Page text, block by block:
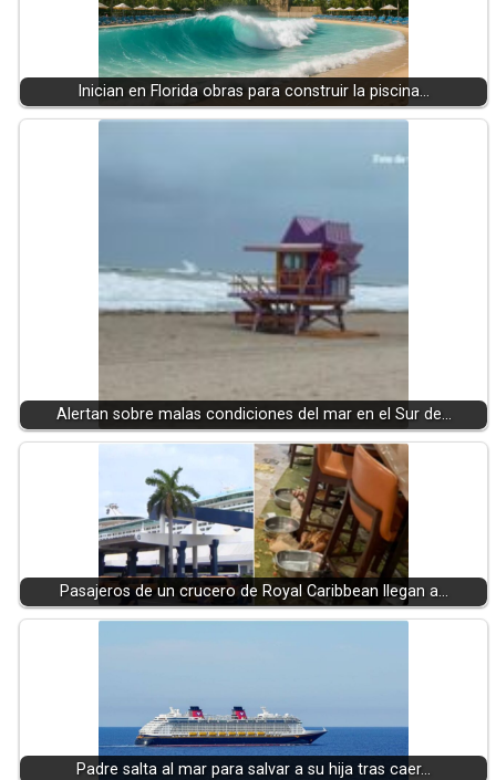
Inician en Florida obras para construir la piscina…
Alertan sobre malas condiciones del mar en el Sur de…
Pasajeros de un crucero de Royal Caribbean llegan a…
Padre salta al mar para salvar a su hija tras caer…